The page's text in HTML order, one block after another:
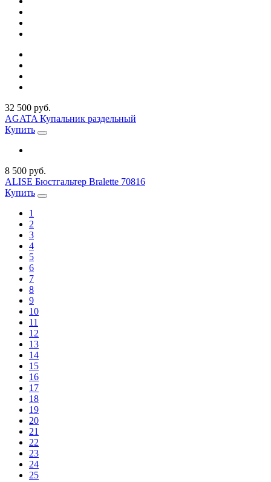
32 500 руб.
AGATA Купальник раздельный
Купить
8 500 руб.
ALISE Бюстгальтер Bralette 70816
Купить
1
2
3
4
5
6
7
8
9
10
11
12
13
14
15
16
17
18
19
20
21
22
23
24
25